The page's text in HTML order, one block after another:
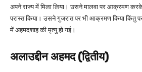
अपने राज्य में मिला लिया। उसने मालवा पर आक्रमण
परास्त किया। उसने गुजरात पर भी आक्रमण किया किंतु
में अहमदशाह की मृत्यु हो गई।
अलाउद्दीन अहमद (द्वितीय)